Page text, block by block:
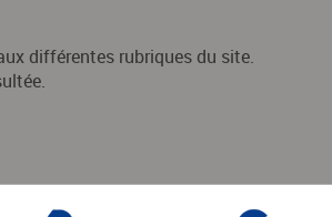
différentes rubriques du site.